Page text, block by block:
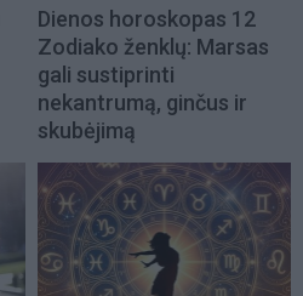
Dienos horoskopas 12
Zodiako ženklų: Marsas
gali sustiprinti
nekantrumą, ginčus ir
skubėjimą